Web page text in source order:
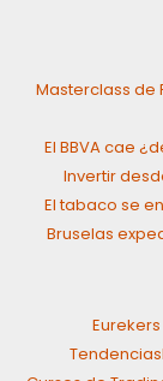
Masterclass de
El BBVA cae
Invertir
El tabaco se
Bruselas